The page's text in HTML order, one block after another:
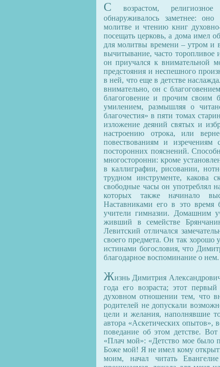
С возрастом,
обнаруживалось заметнее:
молитве и чтению книг
посещать церковь, а дома имел
для молитвы времени – утром и
вычитывание, часто
он приучался к внимательной
предстояния и неспешного
в ней, что еще в детстве
внимательно, он с
благоговение и прочим своим
умилением, размышляя о
благочестия» в пяти томах
изложение деяний святых и
настроению отрока, или
повествованиям и изречениям
посторонних пояснений.
многосторонни: кроме
в каллиграфии, рисовании,
трудном инструменте, какова
свободные часы он употреблял
которых также начинало
Наставниками его в это время
учители гимназии. Домашним
живший в семействе
Левитский отличался
своего предмета. Он так хорошо
истинами богословия, что
благодарное воспоминание о нем.
Жизнь Димитрия
года его возраста; этот
духовном отношении тем, что
родителей не допускали
цели и желания, наполнявшие
автора «Аскетических опытов»,
поведание об этом детстве.
«Плач мой»: «Детство мое было
Боже мой! Я не имел кому
моим, начал читать